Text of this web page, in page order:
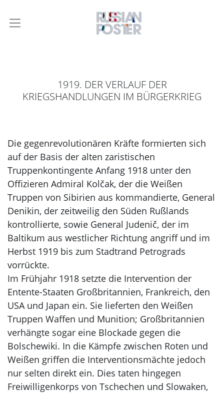
1919. DER VERLAUF DER
KRIEGSHANDLUNGEN IM BÜRGERKRIEG
Die gegenrevolutionären Kräfte formierten sich
auf der Basis der alten zaristischen
Truppenkontingente Anfang 1918 unter den
Offizieren Admiral Kolčak, der die Weißen
Truppen von Sibirien aus kommandierte, General
Denikin, der zeitweilig den Süden Rußlands
kontrollierte, sowie General Judenič, der im
Baltikum aus westlicher Richtung angriff und im
Herbst 1919 bis zum Stadtrand Petrograds
vorrückte.
Im Frühjahr 1918 setzte die Intervention der
Entente-Staaten Großbritannien, Frankreich, den
USA und Japan ein. Sie lieferten den Weißen
Truppen Waffen und Munition; Großbritannien
verhängte sogar eine Blockade gegen die
Bolschewiki. In die Kämpfe zwischen Roten und
Weißen griffen die Interventionsmächte jedoch
nur selten direkt ein. Dies taten hingegen
Freiwilligenkorps von Tschechen und Slowaken,